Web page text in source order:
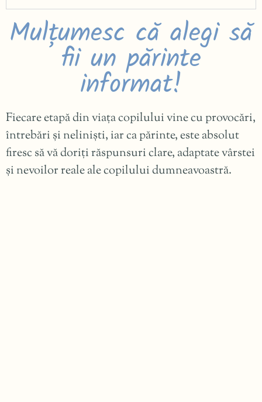
Mulțumesc că alegi să
fii un părinte
informat!
Fiecare etapă din viața copilului vine cu provocări,
întrebări și neliniști, iar ca părinte, este absolut
firesc să vă doriți răspunsuri clare, adaptate vârstei
și nevoilor reale ale copilului dumneavoastră.